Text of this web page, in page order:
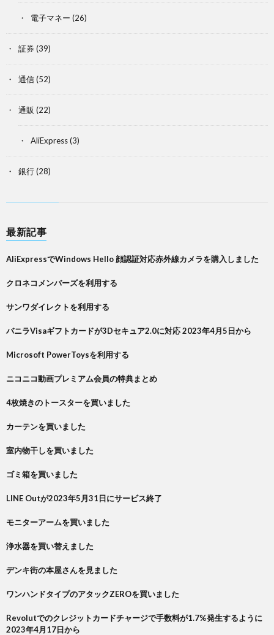
電子マネー (26)
証券(39)
通信(52)
通販 (22)
AliExpress(3)
銀行(28)
最新記事
AliExpressでWindows Hello 顔認証対応赤外線カメラを購入しました
クロネコメンバーズを利用する
サンワダイレクトを利用する
バニラVisaギフトカードが3Dセキュア2.0に対応 2023年4月5日から
Microsoft PowerToysを利用する
ニコニコ動画プレミアム会員の特典まとめ
4枚焼きのトースターを買いました
カーテンを買いました
室内物干しを買いました
ゴミ箱を買いました
LINE Outが2023年5月31日にサービス終了
モニターアームを買いました
浄水器を買い替えました
デンキ街の本屋さんを見ました
ワンハンドタイプのアタックZEROを買いました
Revolutでのクレジットカードチャージで手数料が1.7%発生するように
2023年4月17日から